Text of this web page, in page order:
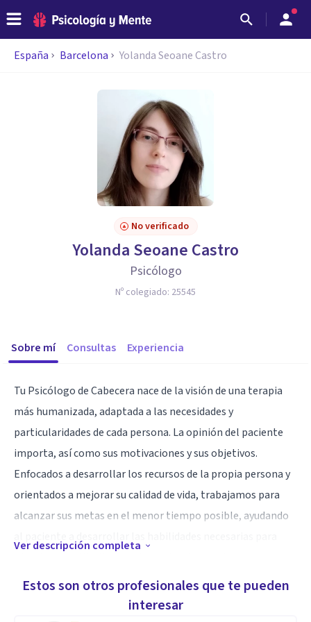
España Barcelona Yolanda Seoane Castro
No verificado
Yolanda Seoane Castro
Psicólogo
Nº colegiado: 25545
Sobre mí Consultas Experiencia
Tu Psicólogo de Cabecera nace de la visión de una terapia
más humanizada, adaptada a las necesidades y
particularidades de cada persona. La opinión del paciente
importa, así como sus motivaciones y sus objetivos.
Enfocados a desarrollar los recursos de la propia persona y
orientados a mejorar su calidad de vida, trabajamos para
alcanzar sus metas en el menor tiempo posible, ayudando
Especialidad
Ver descripción completa
Estos son otros profesionales que te pueden
interesar